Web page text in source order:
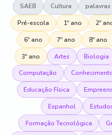
SAEB Cultura palavras
Pré-escola 1º ano 2º
6º ano 7º ano 8º ano
3º ano Artes Biologia
Computação
Educação Física
Espanhol
Formação Tecnológica